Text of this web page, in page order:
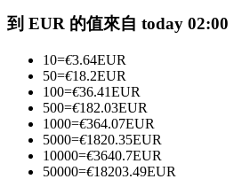
與頂尖交易專家同行
到 EUR 的值來自 today 02:00
10=€3.64EUR
50=€18.2EUR
100=€36.41EUR
500=€182.03EUR
1000=€364.07EUR
5000=€1820.35EUR
10000=€3640.7EUR
50000=€18203.49EUR